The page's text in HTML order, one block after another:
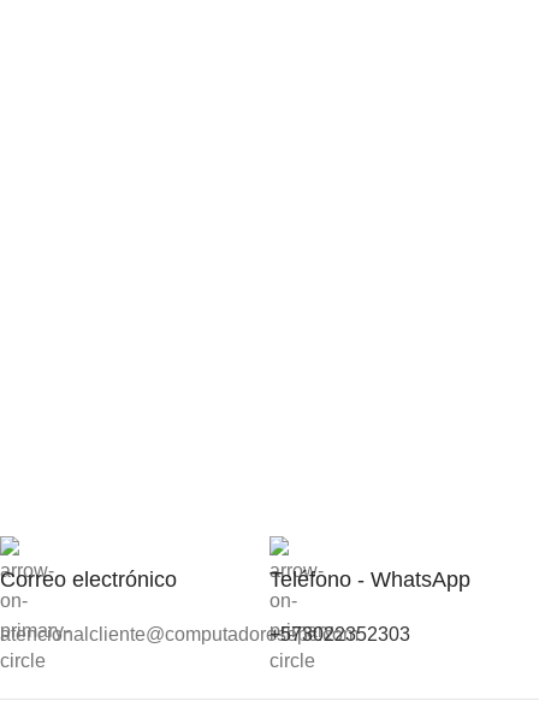
Correo electrónico
atencionalcliente@computadoresepc.com
Teléfono - WhatsApp
+573022352303